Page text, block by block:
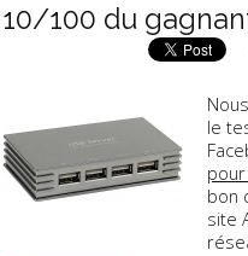
10/100 du
le
bon
site